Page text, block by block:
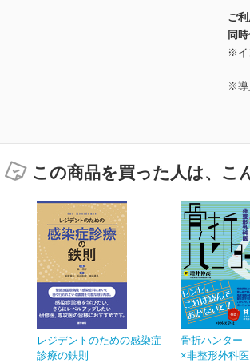
ご
同
※イ
※導
この商品を買った人は、こ
レジデントのための感染症
診療の鉄則
骨折ハンター
×非整形外科医